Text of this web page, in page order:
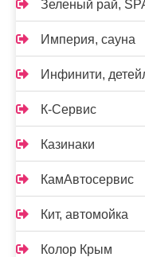
Зеленый рай,
Империя, сауна
Инфинити,
К-Сервис
Казинаки
КамАвтосервис
Кит, автомойка
Колор Крым